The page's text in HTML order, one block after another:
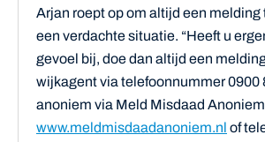
Arjan roept op om altijd een melding
een verdachte situatie. “Heeft u
gevoel bij, doe dan altijd een
wijkagent via telefoonnummer 0900
anoniem via Meld Misdaad
www.meldmisdaadanoniem.nl of